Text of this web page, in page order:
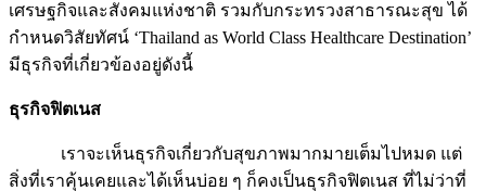
เศรษฐกิจและสังคมแห่งชาติ รวมกับกระทรวงสาธารณะสุข ได้
กำหนดวิสัยทัศน์ ‘Thailand as World Class Healthcare Destination’
มีธุรกิจที่เกี่ยวข้องอยู่ดังนี้
ธุรกิจฟิตเนส
เราจะเห็นธุรกิจเกี่ยวกับสุขภาพมากมายเต็มไปหมด แต่
สิ่งที่เราคุ้นเคยและได้เห็นบ่อย ๆ ก็คงเป็นธุรกิจฟิตเนส ที่ไม่ว่าที่